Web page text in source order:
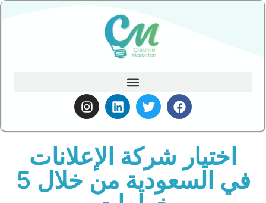
اختيار شركة الإعلانات
في السعودية من خلال 5